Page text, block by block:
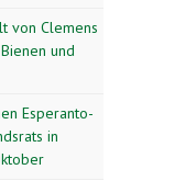
von Clemens
und
Esperanto-
in